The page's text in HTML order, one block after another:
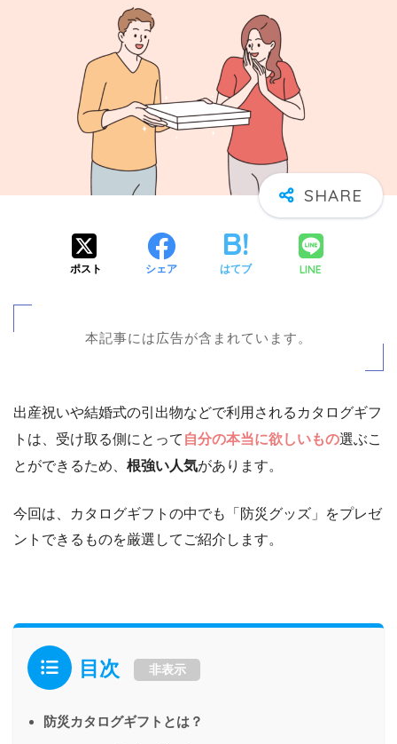
ポスト シェア はてブ LINE
本記事には広告が含まれています。
出産祝いや結婚式の引出物などで利用されるカタログギフ
トは、受け取る側にとって 自分の本当に欲しいもの選ぶこ
とができるため、 根強い人気があります。
今回は、カタログギフトの中でも「防災グッズ」をプレゼ
ントできるものを厳選してご紹介します。
目次 非表示
防災カタログギフトとは？